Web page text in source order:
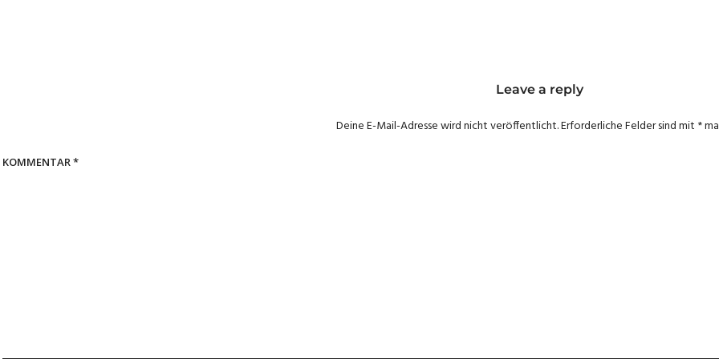
Leave a reply
Deine E-Mail-Adresse wird nicht veröffentlicht.Erforderliche Felder sind mit *
KOMMENTAR*